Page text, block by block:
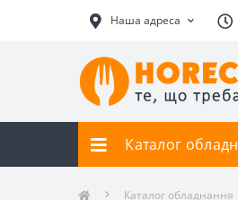
Наша адреса
Каталог
Каталог обладнання